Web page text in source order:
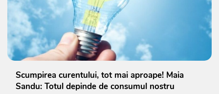
Scumpirea curentului, tot mai aproape! Maia
Sandu: Totul depinde de consumul nostru